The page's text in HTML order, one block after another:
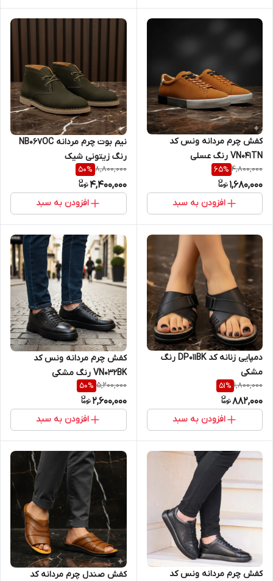
کفش چرم مردانه ونس کد
VN041TN رنگ عسلی
4,800,000
65%
1,680,000
افزودن به سبد
نیم بوت چرم مردانه NB067OC
رنگ زیتونی شیک
8,800,000
50%
4,400,000
افزودن به سبد
دمپایی زنانه کد DP011BK رنگ
مشکی
1,800,000
51%
882,000
افزودن به سبد
کفش چرم مردانه ونس کد
VN032BK رنگ مشکی
5,200,000
50%
2,600,000
افزودن به سبد
کفش چرم مردانه ونس کد
کفش صندل چرم مردانه کد